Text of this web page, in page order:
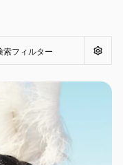
索フィルター